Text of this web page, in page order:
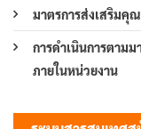
มาตรการส่งเสริมคุ
การดำเนินการตาม
ภายในหน่วยงาน